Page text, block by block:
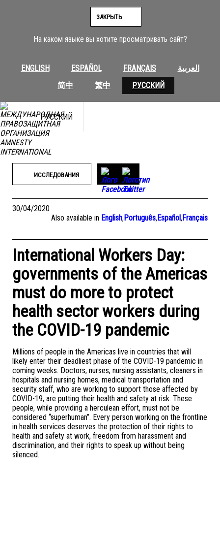
На каком языке вы хотите просматривать сайт?
ENGLISH ESPAÑOL FRANÇAIS
العربية
简中
繁中 РУССКИЙ
ЗАКРЫТЬ
РУССКИЙ
ИССЛЕДОВАНИЯ
30/04/2020
Also available in English,Português,Español,Français
International Workers Day:
governments of the Americas
must do more to protect
health sector workers during
the COVID-19 pandemic
Millions of people in the Americas live in countries that will
likely enter their deadliest phase of the COVID-19 pandemic in
coming weeks. Doctors, nurses, nursing assistants, cleaners in
hospitals and nursing homes, medical transportation and
security staff, who are working to support those affected by
COVID-19, are putting their health and safety at risk. These
people, while providing a herculean effort, must not be
considered “superhuman”. Every person working on the frontline
in health services deserves the protection of their rights to
health and safety at work, freedom from harassment and
discrimination, and their rights to speak up without being
silenced.